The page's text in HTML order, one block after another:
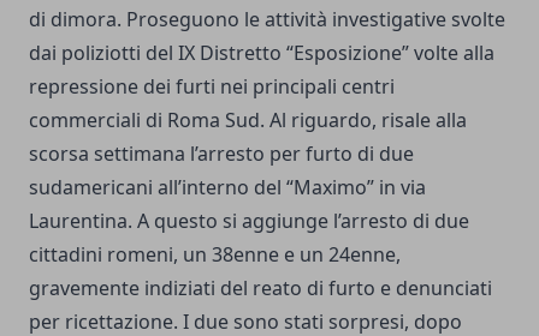
di dimora. Proseguono le attività investigative svolte
dai poliziotti del IX Distretto “Esposizione” volte alla
repressione dei furti nei principali centri
commerciali di Roma Sud. Al riguardo, risale alla
scorsa settimana l’arresto per furto di due
sudamericani all’interno del “Maximo” in via
Laurentina. A questo si aggiunge l’arresto di due
cittadini romeni, un 38enne e un 24enne,
gravemente indiziati del reato di furto e denunciati
per ricettazione. I due sono stati sorpresi, dopo